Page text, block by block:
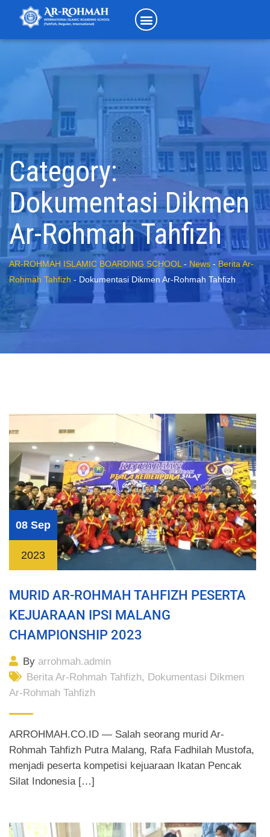
Category:
Dokumentasi Dikmen
Ar-Rohmah Tahfizh
AR-ROHMAH ISLAMIC BOARDING SCHOOL - News - Berita Ar-
Rohmah Tahfizh - Dokumentasi Dikmen Ar-Rohmah Tahfizh
08 Sep
2023
MURID AR-ROHMAH TAHFIZH PESERTA
KEJUARAAN IPSI MALANG
CHAMPIONSHIP 2023
By arrohmah.admin
Berita Ar-Rohmah Tahfizh, Dokumentasi Dikmen
Ar-Rohmah Tahfizh
ARROHMAH.CO.ID — Salah seorang murid Ar-
Rohmah Tahfizh Putra Malang, Rafa Fadhilah Mustofa,
menjadi peserta kompetisi kejuaraan Ikatan Pencak
Silat Indonesia […]